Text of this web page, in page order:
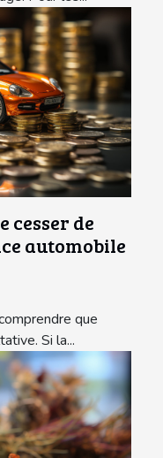
cesser de
automobile
que
Si la...